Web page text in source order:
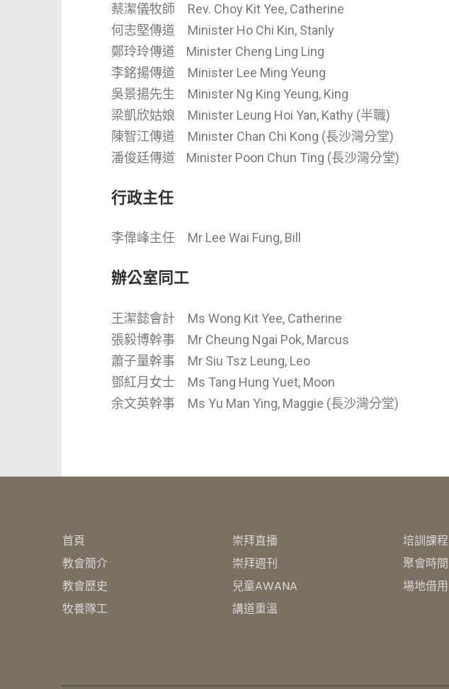
蔡潔儀牧師 Rev. Choy Kit Yee, Catherine
何志堅傳道 Minister Ho Chi Kin, Stanly
鄭玲玲傳道 Minister Cheng Ling Ling
李銘揚傳道 Minister Lee Ming Yeung
吳景揚先生 Minister Ng King Yeung, King
梁凱欣姑娘 Minister Leung Hoi Yan, Kathy (半職)
陳智江傳道 Minister Chan Chi Kong (長沙灣分堂)
潘俊廷傳道 Minister Poon Chun Ting (長沙灣分堂)
行政主任
李偉峰主任 Mr Lee Wai Fung, Bill
辦公室同工
王潔懿會計 Ms Wong Kit Yee, Catherine
張毅博幹事 Mr Cheung Ngai Pok, Marcus
蕭子量幹事 Mr Siu Tsz Leung, Leo
鄧紅月女士 Ms Tang Hung Yuet, Moon
余文英幹事 Ms Yu Man Ying, Maggie (長沙灣分堂)
首頁
教會簡介
教會歷史
牧養隊工
崇拜直播
崇拜週刊
兒童AWANA
講道重溫
培訓課程
聚會時間
場地借用